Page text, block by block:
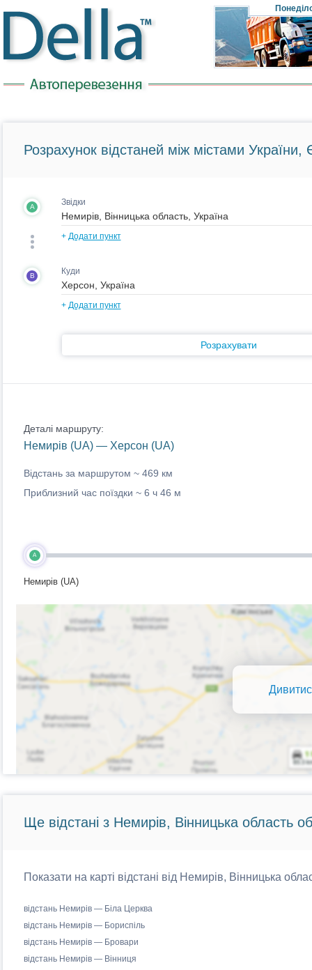
Розрахунок відстаней між містами України,
A Звідки
+ Додати пункт
B Куди
+ Додати пункт
Розрахувати
Деталі маршруту:
Немирів (UA) — Херсон (UA)
Відстань за маршрутом ~ 469 км
Приблизний час поїздки ~ 6 ч 46 м
A
Немирів (UA)
Ще відстані з Немирів, Вінницька область
Показати на карті відстані від Немирів, Вінницька
відстань Немирів — Біла Церква
відстань Немирів — Бориспіль
відстань Немирів — Бровари
відстань Немирів — Вінниця